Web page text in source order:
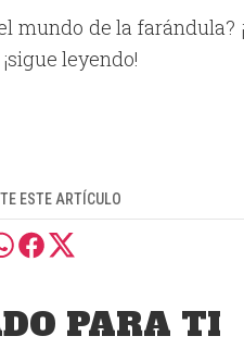
mundo de la farándula?
leyendo!
ESTE ARTÍCULO
PARA TI